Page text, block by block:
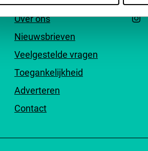
Over ons
Nieuwsbrieven
Veelgestelde vragen
Toegankelijkheid
Adverteren
Contact